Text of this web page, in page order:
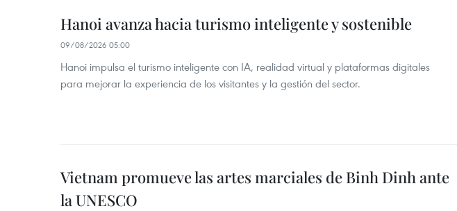
Hanoi avanza hacia turismo inteligente y sostenible
09/08/2026 05:00
Hanoi impulsa el turismo inteligente con IA, realidad virtual y plataformas digitales
para mejorar la experiencia de los visitantes y la gestión del sector.
Vietnam promueve las artes marciales de Binh Dinh ante
la UNESCO